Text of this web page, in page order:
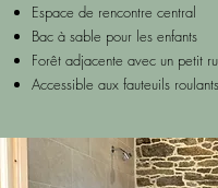
Espace de rencontre central
Bac à sable pour les enfants
Forêt adjacente avec un petit
Accessible aux fauteuils roulants